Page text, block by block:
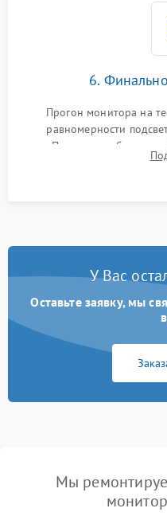
6.
Прогон монитора на
равномерности
Проверка
DisplayPort, VGA) и
У Вас
Оставьте заявку, мы
Мы